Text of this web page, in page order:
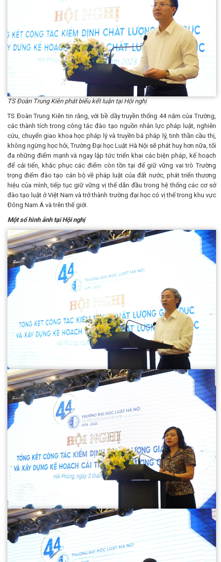
TS Đoàn Trung Kiên phát biểu kết luận tại Hội nghị
TS Đoàn Trung Kiên tin rằng, với bề dầy truyền thống 44 năm của Trường,
các thành tích trong công tác đào tạo nguồn nhân lực pháp luật, nghiên
cứu, chuyển giao khoa học pháp lý và truyền bá pháp lý, tinh thần cầu thị,
không ngừng học hỏi, Trường Đại học Luật Hà Nội sẽ phát huy hơn nữa, tối
đa những điểm mạnh và ngay lập tức triển khai các biện pháp, kế hoạch
để cải tiến, khắc phục các điểm còn tồn tại để giữ vững vai trò Trường
trọng điểm đào tạo cán bộ về pháp luật của đất nước, phát triển thương
hiệu của mình, tiếp tục giữ vững vị thế dẫn đầu trong hệ thống các cơ sở
đào tạo luật ở Việt Nam và trở thành trường đại học có vị thế trong khu vực
Đông Nam Á và trên thế giới.
Một số hình ảnh tại Hội nghị